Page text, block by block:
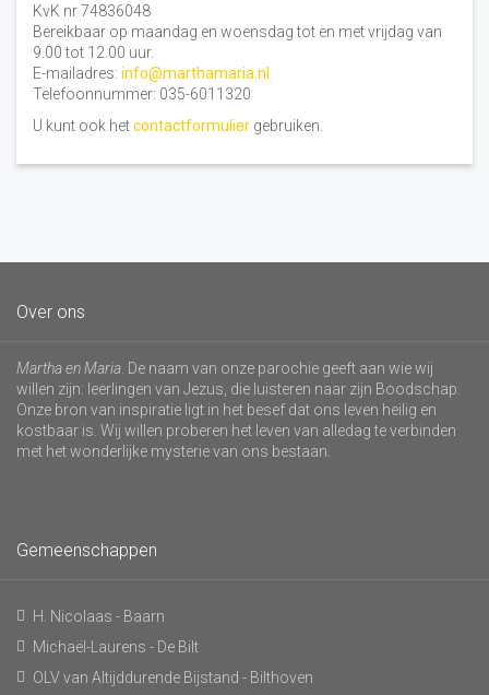
KvK nr 74836048
Bereikbaar op maandag en woensdag tot en met vrijdag van
9.00 tot 12.00 uur.
E-mailadres: info@marthamaria.nl
Telefoonnummer: 035-6011320
U kunt ook hetcontactformulier gebruiken.
Over ons
Martha en Maria . De naam van onze parochie geeft aan wie wij
willen zijn: leerlingen van Jezus, die luisteren naar zijn Boodschap.
Onze bron van inspiratie ligt in het besef dat ons leven heilig en
kostbaar is. Wij willen proberen het leven van alledag te verbinden
met het wonderlijke mysterie van ons bestaan.
Gemeenschappen
H. Nicolaas - Baarn
Michaël-Laurens - De Bilt
OLV van Altijddurende Bijstand - Bilthoven